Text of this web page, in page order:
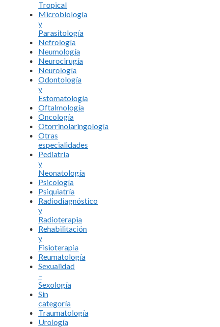
Tropical
Microbiología
y
Parasitología
Nefrología
Neumología
Neurocirugía
Neurología
Odontología
y
Estomatología
Oftalmología
Oncología
Otorrinolaringología
Otras
especialidades
Pediatría
y
Neonatología
Psicología
Psiquiatría
Radiodiagnóstico
y
Radioterapia
Rehabilitación
y
Fisioterapia
Reumatología
Sexualidad
–
Sexología
Sin
categoría
Traumatología
Urología